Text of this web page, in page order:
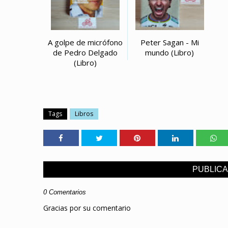
A golpe de micrófono
de Pedro Delgado
(Libro)
Peter Sagan - Mi
mundo (Libro)
Tags Libros
0 Comentarios
Gracias por su comentario